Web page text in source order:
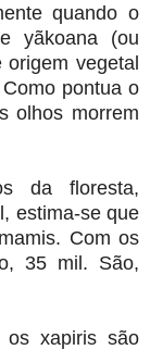
quando o
yãkoana (ou
origem vegetal
pontua o
olhos morrem
da floresta,
estima-se que
Com os
35 mil. São,
os xapiris são